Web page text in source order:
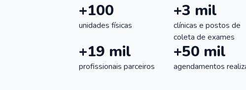
+100
unidades físicas
+3 mil
clínicas e postos de
coleta de exames
+19 mil
profissionais parceiros
+50 mil
agendamentos